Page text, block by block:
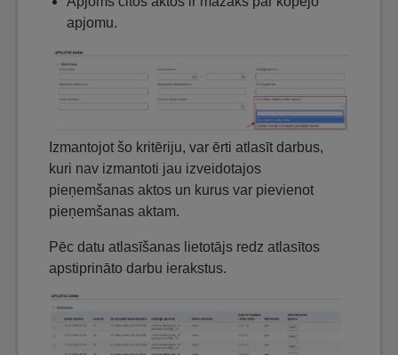
apjomu.
Izmantojot šo kritēriju, var ērti atlasīt darbus,
kuri nav izmantoti jau izveidotajos
pieņemšanas aktos un kurus var pievienot
pieņemšanas aktam.
Pēc datu atlasīšanas lietotājs redz atlasītos
apstiprināto darbu ierakstus.